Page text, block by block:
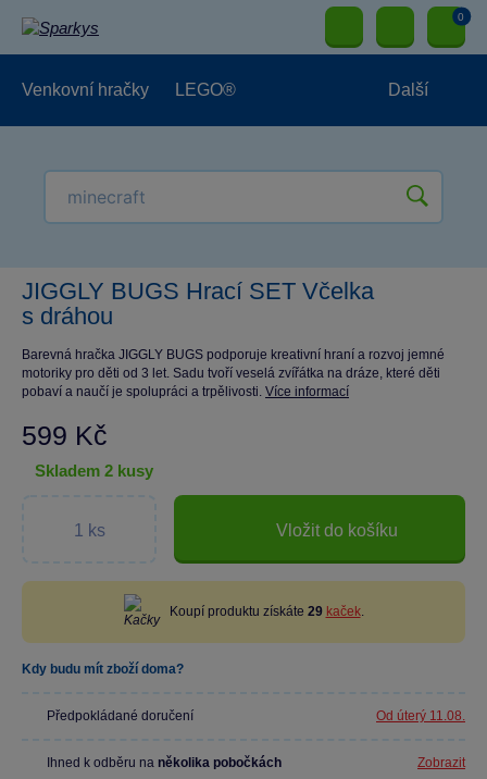
0
Venkovní hračky LEGO® Další
JIGGLY BUGS Hrací SET Včelka
s dráhou
Barevná hračka JIGGLY BUGS podporuje kreativní hraní a rozvoj jemné
motoriky pro děti od 3 let. Sadu tvoří veselá zvířátka na dráze, které děti
pobaví a naučí je spolupráci a trpělivosti. Více informací
599 Kč
skladem 2 kusy
Vložit do košíku
Koupí produktu získáte 29 kaček.
Kdy budu mít zboží doma?
Předpokládané doručení Od úterý 11.08.
Ihned k odběru na několika pobočkách Zobrazit